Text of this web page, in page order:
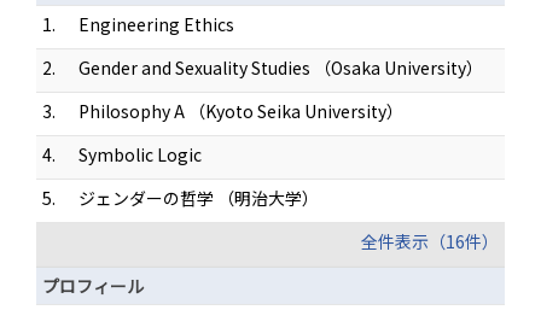
1.
Engineering Ethics
2.
Gender and Sexuality Studies （Osaka University）
3.
Philosophy A （Kyoto Seika University）
4.
Symbolic Logic
5.
ジェンダーの哲学 （明治大学）
全件表示（16件）
プロフィール